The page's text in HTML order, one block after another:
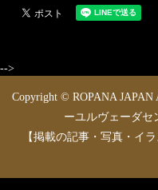
-->
Copyright © ROPANA
ーユルヴェーダセ
【掲載の記事・写真・イ